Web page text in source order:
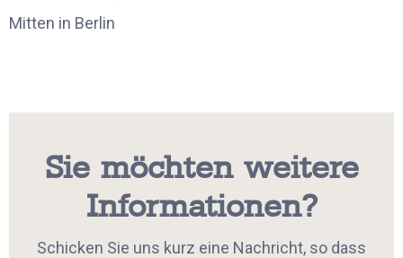
Mitten in Berlin
Sie möchten weitere
Informationen?
Schicken Sie uns kurz eine Nachricht, so dass